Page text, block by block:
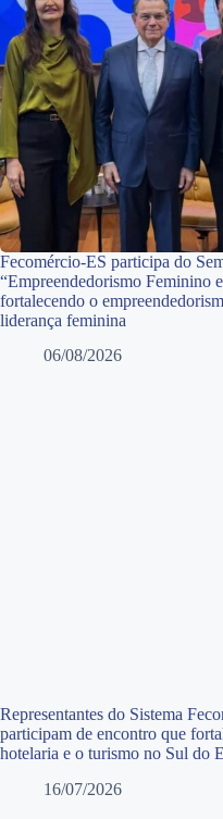
Fecomércio-ES participa do
“Empreendedorismo Feminino
fortalecendo o
liderança feminina
06/08/2026
Representantes do Sistema
participam de encontro que
hotelaria e o turismo no Sul do
16/07/2026